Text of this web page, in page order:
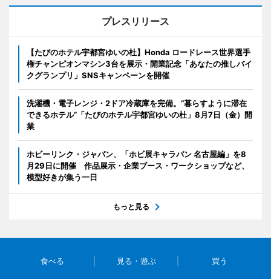
プレスリリース
【たびのホテル宇都宮ゆいの杜】Honda ロードレース世界選手
権チャンピオンマシン3台を展示・開業記念「あなたの推しバイ
クグランプリ」SNSキャンペーンを開催
洗濯機・電子レンジ・2ドア冷蔵庫を完備。“暮らすように滞在
できるホテル”「たびのホテル宇都宮ゆいの杜」8月7日（金）開
業
ホビーリンク・ジャパン、「ホビ展キャラバン 名古屋編」を8
月29日に開催 作品展示・企業ブース・ワークショップなど、
模型好きが集う一日
もっと見る
食べる 見る・遊ぶ 買う